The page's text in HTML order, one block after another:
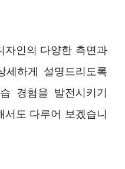
자인의 다양한 측면과
하게 설명드리도록
경험을 발전시키기
도 다루어 보겠습니